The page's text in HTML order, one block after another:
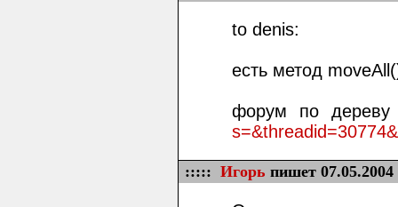
to denis:
есть метод
форум по
::::: Игорь пишет 07.05.2004